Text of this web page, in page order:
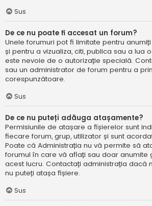
Sus
De ce nu poate fi accesat un forum?
Unele forumuri pot fi limitate pentru
și pentru a vizualiza, citi, publica sau a lua
este nevoie de o autorizație specială.
sau un administrator de forum pentru a
corespunzătoare.
Sus
De ce nu puteți adăuga atașamente?
Permisiunile de atașare a fișierelor sunt
fiecare forum, grup, utilizator și sunt
Poate că Administrația nu vă permite să
forumul în care vă aflați sau doar anumite
acest lucru. Contactați administrația dacă
nu puteți atașa fișiere.
Sus